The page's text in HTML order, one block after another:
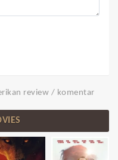
review / komentar